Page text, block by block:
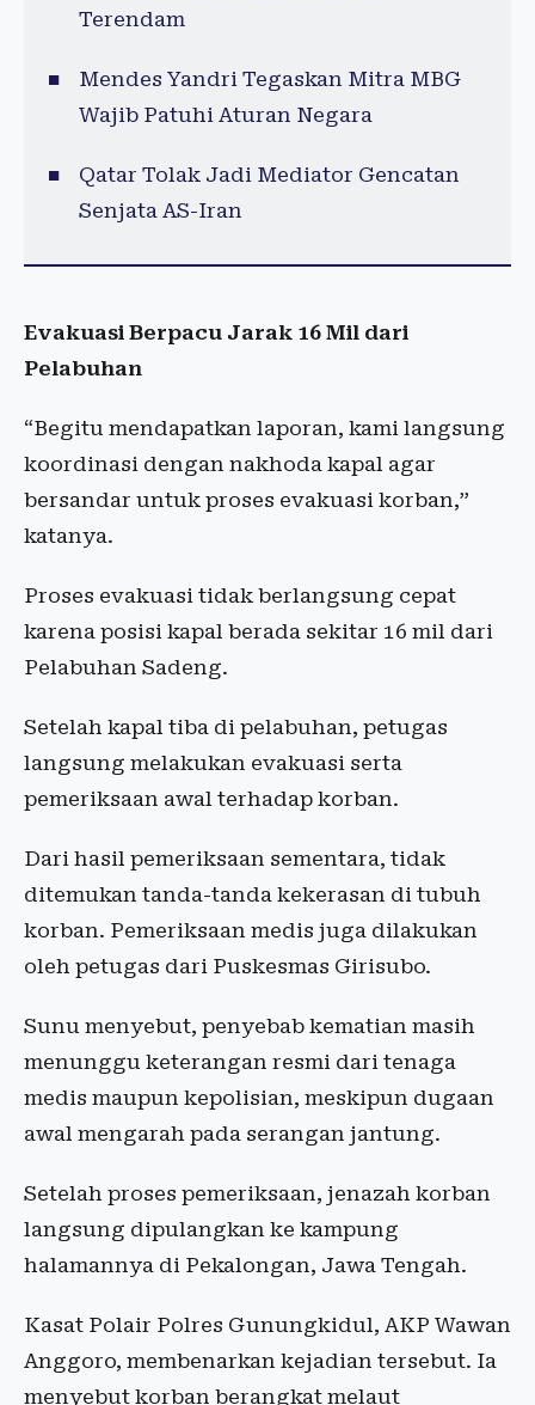
Terendam
Mendes Yandri Tegaskan Mitra MBG
Wajib Patuhi Aturan Negara
Qatar Tolak Jadi Mediator Gencatan
Senjata AS-Iran
Evakuasi Berpacu Jarak 16 Mil dari
Pelabuhan
“Begitu mendapatkan laporan, kami langsung
koordinasi dengan nakhoda kapal agar
bersandar untuk proses evakuasi korban,”
katanya.
Proses evakuasi tidak berlangsung cepat
karena posisi kapal berada sekitar 16 mil dari
Pelabuhan Sadeng.
Setelah kapal tiba di pelabuhan, petugas
langsung melakukan evakuasi serta
pemeriksaan awal terhadap korban.
Dari hasil pemeriksaan sementara, tidak
ditemukan tanda-tanda kekerasan di tubuh
korban. Pemeriksaan medis juga dilakukan
oleh petugas dari Puskesmas Girisubo.
Sunu menyebut, penyebab kematian masih
menunggu keterangan resmi dari tenaga
medis maupun kepolisian, meskipun dugaan
awal mengarah pada serangan jantung.
Setelah proses pemeriksaan, jenazah korban
langsung dipulangkan ke kampung
halamannya di Pekalongan, Jawa Tengah.
Kasat Polair Polres Gunungkidul, AKP Wawan
Anggoro, membenarkan kejadian tersebut. Ia
menyebut korban berangkat melaut